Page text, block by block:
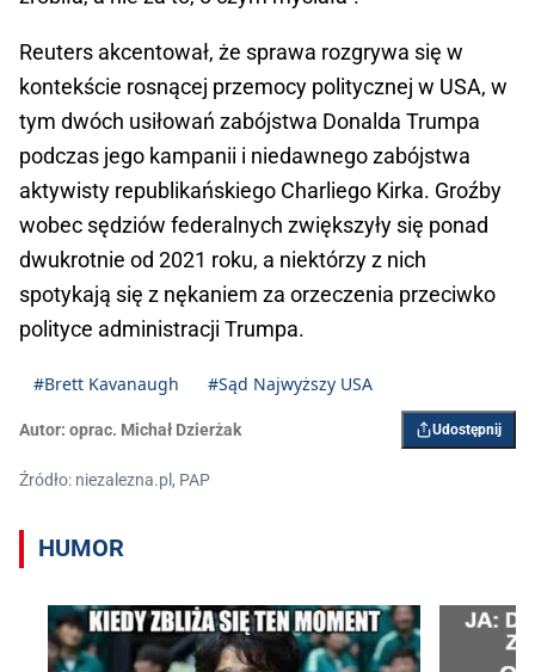
Reuters akcentował, że sprawa rozgrywa się w
kontekście rosnącej przemocy politycznej w USA, w
tym dwóch usiłowań zabójstwa Donalda Trumpa
podczas jego kampanii i niedawnego zabójstwa
aktywisty republikańskiego Charliego Kirka. Groźby
wobec sędziów federalnych zwiększyły się ponad
dwukrotnie od 2021 roku, a niektórzy z nich
spotykają się z nękaniem za orzeczenia przeciwko
polityce administracji Trumpa.
#Brett Kavanaugh #Sąd Najwyższy USA
Autor: oprac. Michał Dzierżak Udostępnij
Źródło: niezalezna.pl, PAP
HUMOR